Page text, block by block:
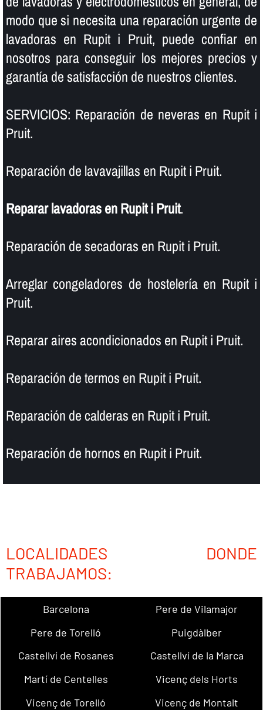
modo que si necesita una reparación urgente de
lavadoras en Rupit i Pruit, puede confiar en
nosotros para conseguir los mejores precios y
garantí­a de satisfacción de nuestros clientes.
SERVICIOS: Reparación de neveras en Rupit i
Pruit.
Reparación de lavavajillas en Rupit i Pruit.
Reparar lavadoras en Rupit i Pruit.
Reparación de secadoras en Rupit i Pruit.
Arreglar congeladores de hostelerí­a en Rupit i
Pruit.
Reparar aires acondicionados en Rupit i Pruit.
Reparación de termos en Rupit i Pruit.
Reparación de calderas en Rupit i Pruit.
Reparación de hornos en Rupit i Pruit.
LOCALIDADES DONDE
TRABAJAMOS:
Barcelona
Pere de Vilamajor
Pere de Torelló
Puigdàlber
Castellví de Rosanes
Castellví de la Marca
Martí de Centelles
Vicenç dels Horts
Vicenç de Torelló
Vicenç de Montalt